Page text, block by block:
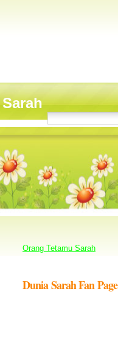
Orang Tetamu Sarah
Dunia Sarah Fan Page